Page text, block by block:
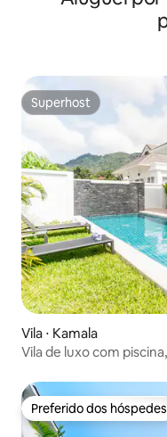
conta de eletricidade é
1600 baht por
Superhost
Superhost
Vila ⋅ Kamala
Vila de luxo com
Preferido dos hóspedes
Preferido dos hóspedes